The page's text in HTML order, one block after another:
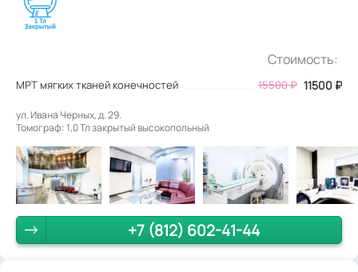
Стоимость:
МРТ мягких тканей конечностей 15500₽ 11500 ₽
ул. Ивана Черных, д. 29.
Томограф: 1,0 Тл закрытый высокопольный
+7 (812) 602-41-44